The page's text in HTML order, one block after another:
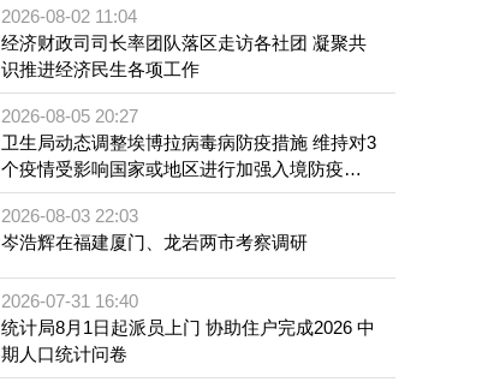
2026-08-02 11:04
经济财政司司长率团队落区走访各社团 凝聚共
识推进经济民生各项工作
2026-08-05 20:27
卫生局动态调整埃博拉病毒病防疫措施 维持对3
个疫情受影响国家或地区进行加强入境防疫措
施
2026-08-03 22:03
岑浩辉在福建厦门、龙岩两市考察调研
2026-07-31 16:40
统计局8月1日起派员上门 协助住户完成2026 中
期人口统计问卷